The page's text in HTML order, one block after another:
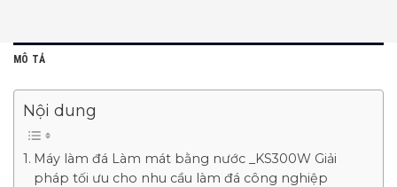
MÔ TẢ
Nội dung
Máy làm đá Làm mát bằng nước _KS300W Giải
pháp tối ưu cho nhu cầu làm đá công nghiệp